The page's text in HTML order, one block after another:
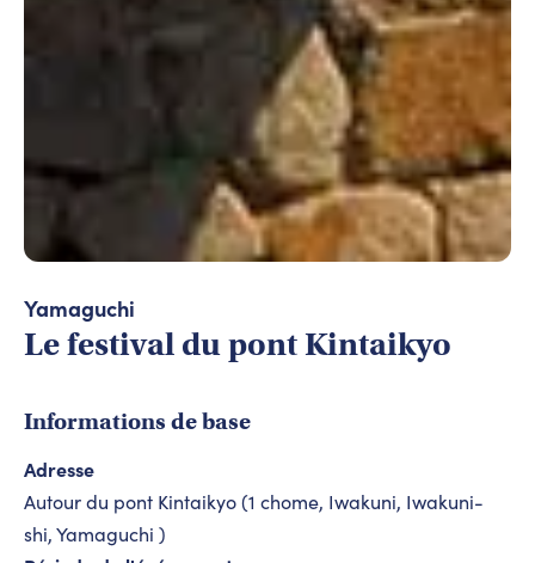
Yamaguchi
Le festival du pont Kintaikyo
Informations de base
Adresse
Autour du pont Kintaikyo (1 chome, Iwakuni, Iwakuni-
shi, Yamaguchi )